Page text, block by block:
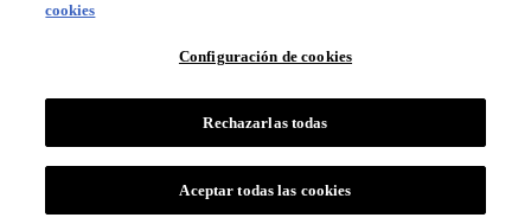
cookies
Configuración de cookies
Rechazarlas todas
Aceptar todas las cookies